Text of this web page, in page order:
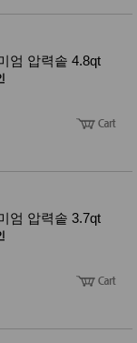
엄 압력솥 4.8qt
엄 압력솥 3.7qt